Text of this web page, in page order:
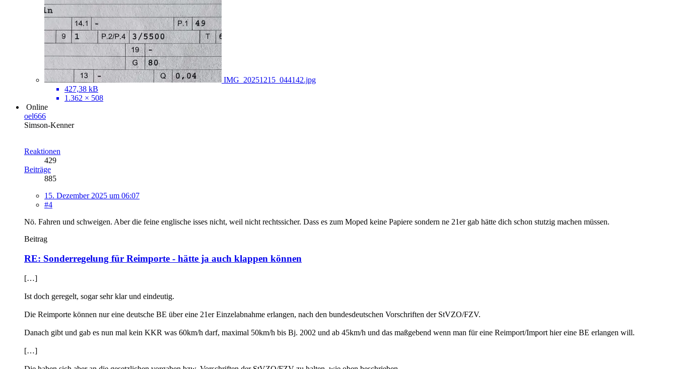
IMG_20251215_044142.jpg
427,38 kB
1.362 × 508
Online
oel666
Simson-Kenner
Reaktionen
429
Beiträge
885
15. Dezember 2025 um 06:07
#4
Nö. Fahren und schweigen. Aber die feine englische isses nicht, weil nicht rechtssicher. Dass es zum Moped keine Papiere sondern ne 21er gab hätte dich schon stutzig machen müssen.
Beitrag
RE: Sonderregelung für Reimporte - hätte ja auch klappen können
[…]
Ist doch geregelt, sogar sehr klar und eindeutig.
Die Reimporte können nur eine deutsche BE über eine 21er Einzelabnahme erlangen, nach den bundesdeutschen Vorschriften der StVZO/FZV.
Danach gibt und gab es nun mal kein KKR was 60km/h darf, maximal 50km/h bis Bj. 2002 und ab 45km/h und das maßgebend wenn man für eine Reimport/Import hier eine BE erlangen will.
[…]